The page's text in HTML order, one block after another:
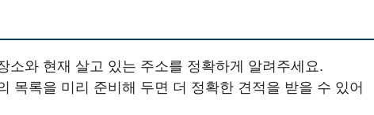
소와 현재 살고 있는 주소를 정확하게 알려주세요.
목록을 미리 준비해 두면 더 정확한 견적을 받을 수 있어